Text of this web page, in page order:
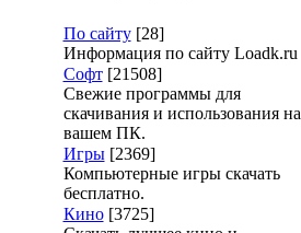
По сайту [28]
Информация по сайту Loadk.ru
Софт [21508]
Свежие программы для
скачивания и использования на
вашем ПК.
Игры [2369]
Компьютерные игры скачать
бесплатно.
Кино [3725]